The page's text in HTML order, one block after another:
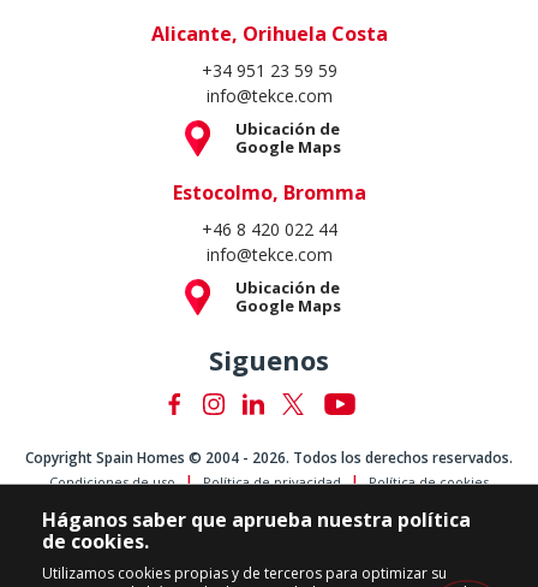
Alicante, Orihuela Costa
+34 951 23 59 59
info@tekce.com
Ubicación de
Google Maps
Estocolmo, Bromma
+46 8 420 022 44
info@tekce.com
Ubicación de
Google Maps
Siguenos
Copyright Spain Homes © 2004 - 2026. Todos los derechos reservados.
Condiciones de uso Política de privacidad Política de cookies
Háganos saber que aprueba nuestra política
de cookies.
Utilizamos cookies propias y de terceros para optimizar su